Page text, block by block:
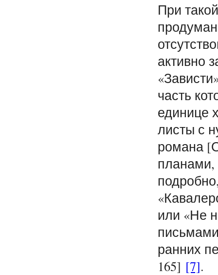
При
активно
часть
единице
листы с
романа
планами,
или «Не
ранних
165] [7].